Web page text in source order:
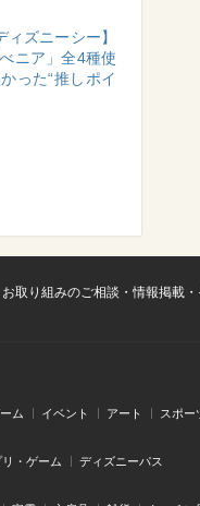
ィズニーシー】
ニア」全4種使
った“推しポイ
取り組みのご相談・情報掲載
ム イベント アート スポー
リ・ゲーム ディズニーパス